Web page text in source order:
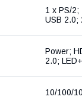
1 x PS/2;
USB 2.0;
Power;
2.0;
10/100/